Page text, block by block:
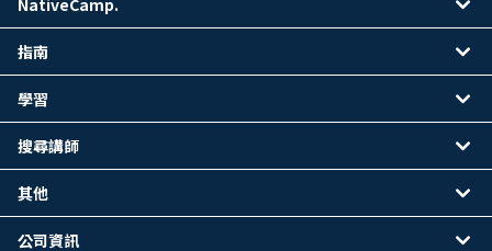
指南
學習
搜尋講師
其他
公司資訊